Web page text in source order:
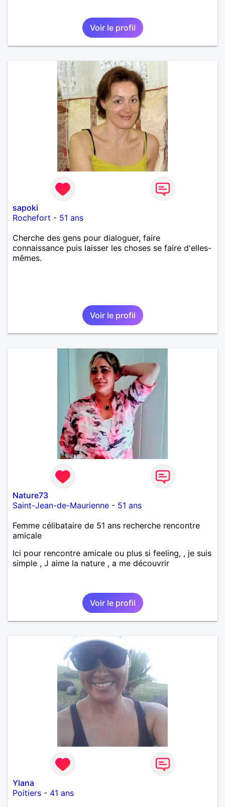
Voir le profil
sapoki
Rochefort - 51 ans
Cherche des gens pour dialoguer, faire
connaissance puis laisser les choses se faire d'elles-
mêmes.
Voir le profil
Nature73
Saint-Jean-de-Maurienne - 51 ans
Femme célibataire de 51 ans recherche rencontre
amicale
Ici pour rencontre amicale ou plus si feeling, , je suis
simple , J aime la nature , a me découvrir
Voir le profil
Ylana
Poitiers - 41 ans